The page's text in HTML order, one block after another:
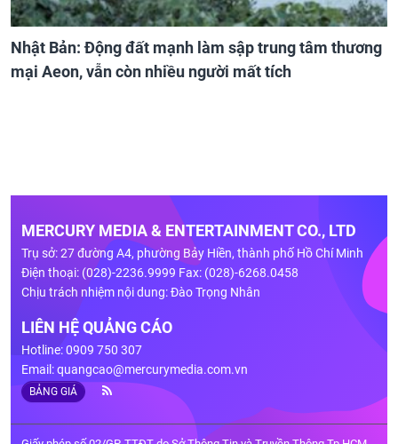
Nhật Bản: Động đất mạnh làm sập trung tâm thương
mại Aeon, vẫn còn nhiều người mất tích
MERCURY MEDIA & ENTERTAINMENT CO., LTD
Trụ sở: 27 đường A4, phường Bảy Hiền, thành phố Hồ Chí Minh
Điện thoại: (028)-2236.9999 Fax: (028)-6268.0458
Chịu trách nhiệm nội dung: Đào Trọng Nhân
LIÊN HỆ QUẢNG CÁO
Hotline: 0909 750 307
Email:quangcao@mercurymedia.com.vn
BẢNG GIÁ